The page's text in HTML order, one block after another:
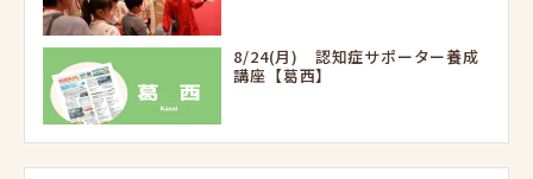
8/24(月) 認知症サポーター養成
講座【葛西】